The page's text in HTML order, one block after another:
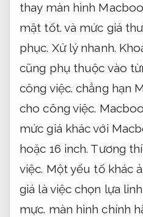
thay màn hình
mật tốt. và mức giá
phục. Xử lý nhanh.
cũng phụ thuộc vào
công việc. chẳng hạn
cho công việc.
mức giá khác với
hoặc 16 inch. Tương
việc. Một yếu tố khác
giá là việc chọn lựa
mực. màn hình chính